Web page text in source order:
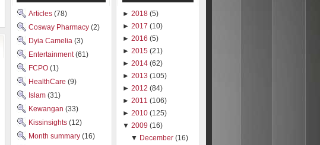
Articles (78)
Cosway Pharmacy (2)
Dyia Camelia (3)
Entertainment(61)
FCPO (1)
HealthCare (9)
Islam (31)
Kewangan (33)
Kissinsights (12)
Month summary (16)
► 2018 (5)
► 2017 (10)
► 2016 (5)
► 2015 (21)
► 2014 (62)
► 2013 (105)
► 2012 (84)
► 2011 (106)
► 2010 (125)
▼ 2009 (16)
▼ December (16)